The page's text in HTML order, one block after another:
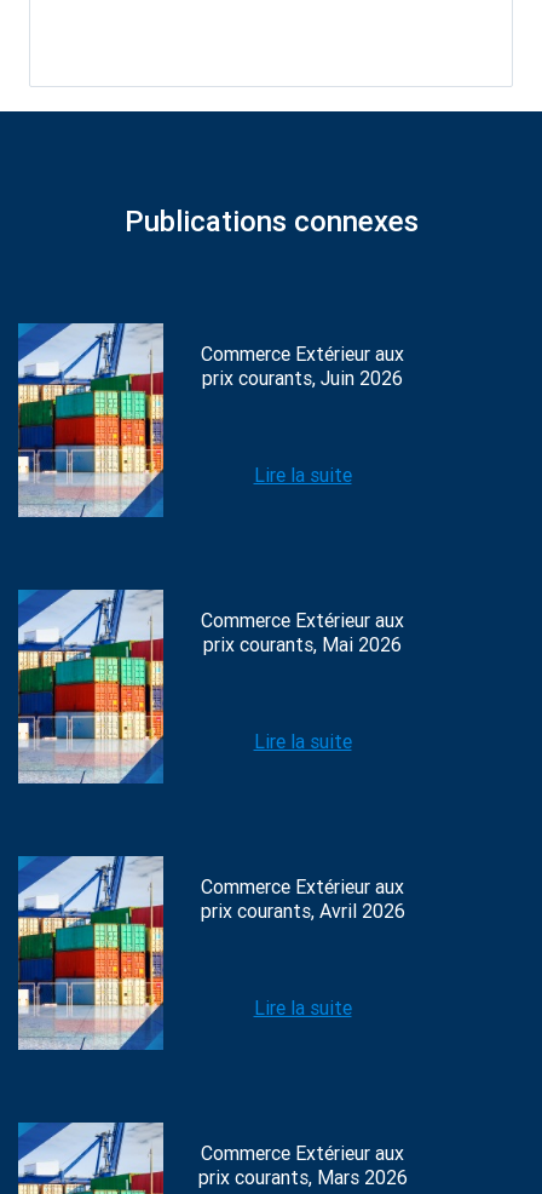
Publications connexes
Commerce Extérieur aux
prix courants, Juin 2026
Lire la suite
Commerce Extérieur aux
prix courants, Mai 2026
Lire la suite
Commerce Extérieur aux
prix courants, Avril 2026
Lire la suite
Commerce Extérieur aux
prix courants, Mars 2026